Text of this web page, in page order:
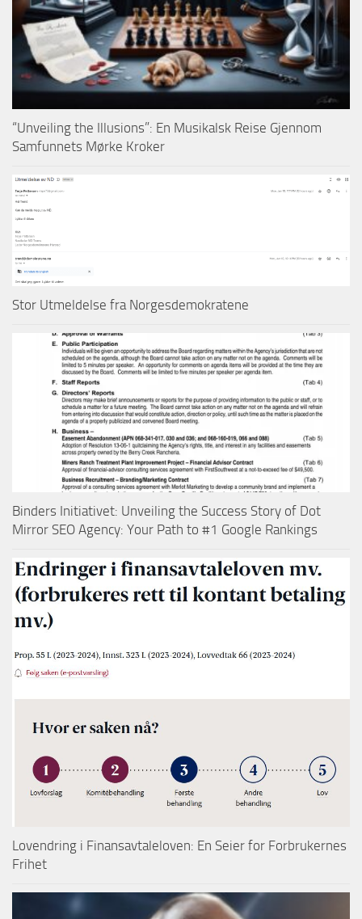
“Unveiling the Illusions”: En Musikalsk Reise Gjennom
Samfunnets Mørke Kroker
Stor Utmeldelse fra Norgesdemokratene
Binders Initiativet: Unveiling the Success Story of Dot
Mirror SEO Agency: Your Path to #1 Google Rankings
Lovendring i Finansavtaleloven: En Seier for Forbrukernes
Frihet